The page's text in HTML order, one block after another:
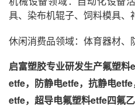
具、染布机辊子、饲料模具、
休闲消费品领域：体育器材
启富塑胶专业研发生产氟塑
etfe，防静电etfe，抗静电
etfe，超导电氟塑料etfe四氟